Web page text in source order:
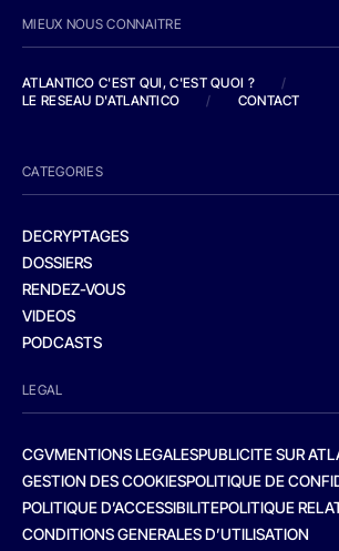
MIEUX NOUS CONNAITRE
ATLANTICO C'EST QUI, C'EST QUOI ?
/
LE RESEAU D'ATLANTICO
/ CONTACT
CATEGORIES
DECRYPTAGES
DOSSIERS
RENDEZ-VOUS
VIDEOS
PODCASTS
LEGAL
CGVMENTIONS LEGALESPUBLICITE SUR
GESTION DES COOKIESPOLITIQUE DE
POLITIQUE D’ACCESSIBILITEPOLITIQUE
CONDITIONS GENERALES D’UTILISATION